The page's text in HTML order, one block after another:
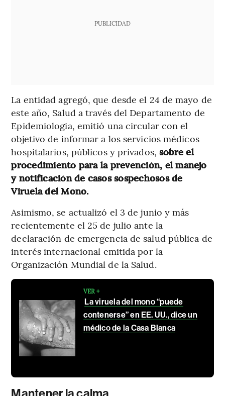
PUBLICIDAD
La entidad agregó, que desde el 24 de mayo de
este año, Salud a través del Departamento de
Epidemiologia, emitió una circular con el
objetivo de informar a los servicios médicos
hospitalarios, públicos y privados, sobre el
procedimiento para la prevención, el manejo
y notificación de casos sospechosos de
Viruela del Mono.
Asimismo, se actualizó el 3 de junio y más
recientemente el 25 de julio ante la
declaración de emergencia de salud pública de
interés internacional emitida por la
Organización Mundial de la Salud.
VER +
La viruela del mono “puede
contenerse” en EE. UU., dice un
médico de la Casa Blanca